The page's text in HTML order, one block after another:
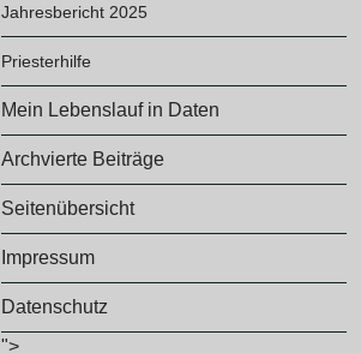
Jahresbericht 2025
Priesterhilfe
Mein Lebenslauf in Daten
Archvierte Beiträge
Seitenübersicht
Impressum
Datenschutz
">